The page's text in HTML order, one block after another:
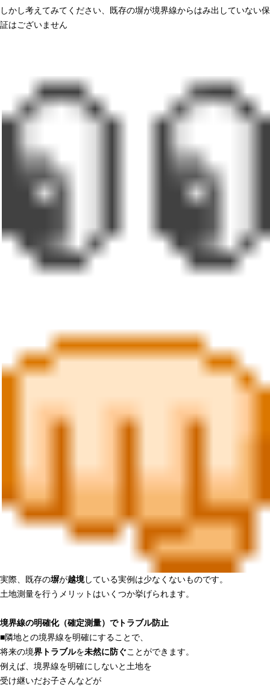
しかし考えてみてください、既存の塀が境界線からはみ出していない保
証はございません
実際、既存の塀が越境している実例は少なくないものです。
土地測量を行うメリットはいくつか挙げられます。
境界線の明確化（確定測量）でトラブル防止
■隣地との境界線を明確にすることで、
将来の境界トラブルを未然に防ぐ ことができます。
例えば、境界線を明確にしないと土地を
受け継いだお子さんなどが